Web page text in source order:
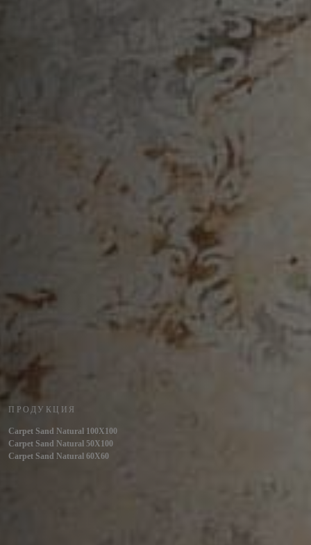
ПРОДУКЦИЯ
Carpet Sand Natural 100X100
Carpet Sand Natural 50X100
Carpet Sand Natural 60X60